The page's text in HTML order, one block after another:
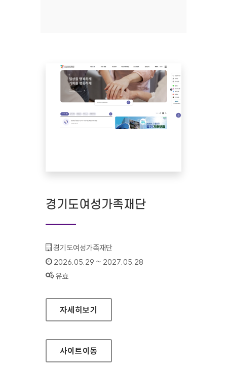
경기도여성가족재단
기관명 :
경기도여성가족재단
인증기간 :
2026.05.29 ~ 2027.05.28
상태 :
유효
경기도여성가족재단
자세히보기
사이트이동